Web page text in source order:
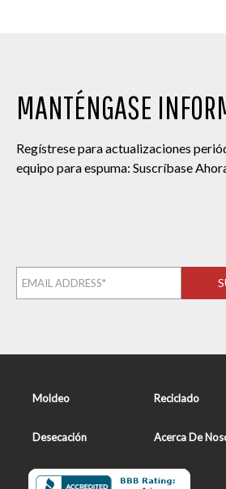
MANTÉNGASE
Regístrese para actualizaciones
equipo para espuma: Suscríbase
Moldeo Reciclado
Desecación Acerca De